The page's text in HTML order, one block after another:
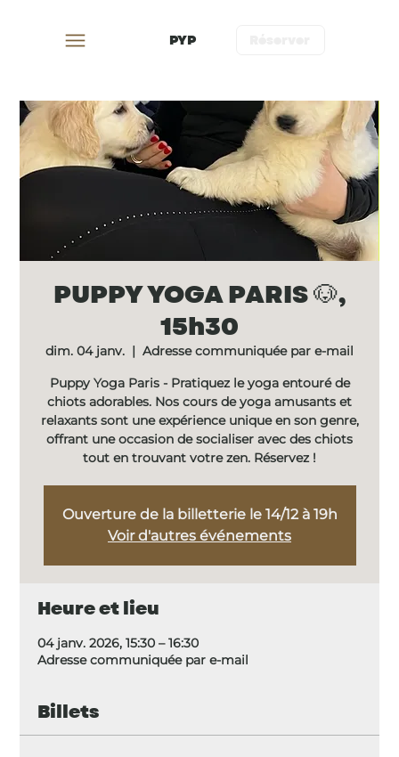
PYP
PUPPY YOGA PARIS 🐶,
15h30
dim. 04 janv.
  |
Adresse communiquée par e-mail
Puppy Yoga Paris - Pratiquez le yoga entouré de
chiots adorables. Nos cours de yoga amusants et
relaxants sont une expérience unique en son genre,
offrant une occasion de socialiser avec des chiots
tout en trouvant votre zen. Réservez !
Ouverture de la billetterie le 14/12 à 19h
Voir d'autres événements
Heure et lieu
04 janv. 2026, 15:30 – 16:30
Adresse communiquée par e-mail
Billets